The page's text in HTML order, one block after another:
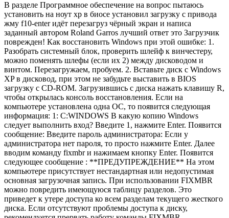
В разделе Программное обеспечение на вопрос пытаюсь
установить на ноут xp в биосе установил загрузку с привода
жму f10-enter идёт перезагруз чёрный экран и написа
заданный автором Roland Garros лучший ответ это Загрузчик
поврежден! Как восстановить Windows при этой ошибке: 1.
Разобрать системный блок, проверить шлейф к винчестеру,
можно поменять шлефы (если их 2) между дисководом и
винтом. Перезагружаем, пробуем. 2. Вставьте диск с Windows
XP в дисковод, при этом не забудьте выставить в BIOS
загрузку с CD-ROM. Загрузившись с диска нажать клавишу R,
чтобы открылась консоль восстановления. Если на
компьютере установлена одна ОС, то появится следующая
информация: 1: C:WINDOWS В какую копию Windows
следует выполнить вход? Введите 1, нажмите Enter. Появится
сообщение: Введите пароль администратора: Если у
администратора нет пароля, то просто нажмите Enter. Далее
вводим команду fixmbr и нажимаем кнопку Enter. Появится
следующее сообщение : **ПРЕДУПРЕЖДЕНИЕ** На этом
компьютере присутствует нестандартная или недопустимая
основная загрузочная запись. При использовании FIXMBR
можно повредить имеющуюся таблицу разделов. Это
приведет к утере доступа ко всем разделам текущего жесткого
диска. Если отсутствуют проблемы доступа к диску,